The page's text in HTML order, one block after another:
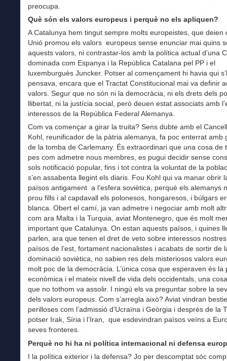
preocupa.
Què són els valors europeus i perquè no els apliquen?
A Catalunya hem tingut sempre molts europeistes, que deien
Unió promou els valors europeus sense enunciar mai quins
aquests valors, ni contrastar-los amb la política actual d’una
dominada com Espanya i la República Catalana pel PP i el
luxemburguès Juncker. Potser al començament hi havia qui
pensava, encara que el Tractat Constitucional mai va definir
valors. Segur que no són ni la democràcia, ni els drets dels
llibertat, ni la justícia social, però deuen estat associats amb
interessos de la República Federal Alemanya.
Com va començar a girar la truita? Sens dubte amb el
Kohl, reunificador de la pàtria alemanya, fa poc enterrat amb
de la tomba de Carlemany. És extraordinari que una cosa de
pes com admetre nous membres, es pugui decidir sense
sols notificació popular, fins i tot contra la voluntat de la
s’en assabenta llegint els diaris. Fou Kohl qui va manar obrir
països antigament a l’esfera soviètica, perquè els alemanys
prou fills i al capdavall els polonesos, hongaresos, i búlgars
blanca. Obert el camí, ja van admetre i negociar amb molt
com ara Malta i la Turquia, aviat Montenegro, que és molt
important que Catalunya. On estan aquests països, i quines
parlen, ara que tenen el dret de veto sobre interessos
països de l’est, fortament nacionalistes i acabats de sortir de
dominació soviètica, no sabien res dels misteriosos valors
molt poc de la democràcia. L’única cosa que esperaven és la
econòmica i el mateix nivell de vida dels occidentals, una
que no tothom va assolir. I ningú els va preguntar sobre la
dels valors europeus. Com s’arregla això? Aviat vindran
perilloses com l’admissió d’Ucraïna i Geòrgia i després de la
potser Irak, Síria i l’Iran, que esdevindran països veïns a
seves fronteres.
Perquè no hi ha ni política internacional ni defensa
I la política exterior i la defensa? Jo per descomptat sóc